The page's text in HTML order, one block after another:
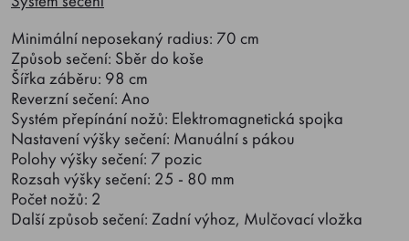
Minimální neposekaný radius: 70 cm
Způsob sečení: Sběr do koše
Šířka záběru: 98 cm
Reverzní sečení: Ano
Systém přepínání nožů: Elektromagnetická spojka
Nastavení výšky sečení: Manuální s pákou
Polohy výšky sečení: 7 pozic
Rozsah výšky sečení: 25 - 80 mm
Počet nožů: 2
Další způsob sečení: Zadní výhoz, Mulčovací vložka